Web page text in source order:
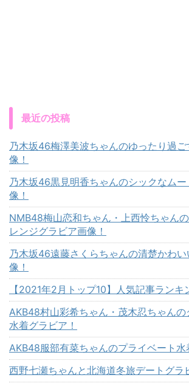
最近の投稿
乃木坂46梅澤美波ちゃんのゆったり過
像！
乃木坂46黒見明香ちゃんのシックなム
像！
NMB48梅山恋和ちゃん・上西怜ちゃん
レンジグラビア画像！
乃木坂46遠藤さくらちゃんの清楚かわ
像！
【2021年2月トップ10】人気記事ランキ
AKB48村山彩希ちゃん・茂木忍ちゃんの
水着グラビア！
AKB48服部有菜ちゃんのプライベート水
西野七瀬ちゃんと北海道冬旅デートグラ